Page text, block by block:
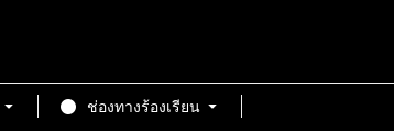
ช่องทางร้องเรียน